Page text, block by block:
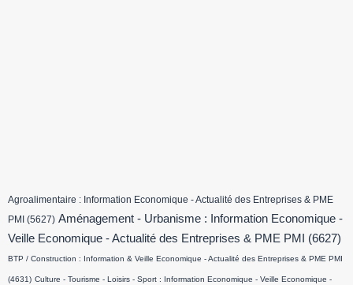
Agroalimentaire : Information Economique - Actualité des Entreprises & PME
PMI (5627) Aménagement - Urbanisme : Information Economique -
Veille Economique - Actualité des Entreprises & PME PMI
(6627)
BTP / Construction : Information & Veille Economique - Actualité des Entreprises & PME PMI
(4631) Culture - Tourisme - Loisirs - Sport : Information Economique - Veille Economique -